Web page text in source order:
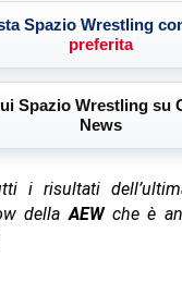
Spazio Wrestling
preferita
Spazio Wrestling su
News
i risultati
dellaAEWche è